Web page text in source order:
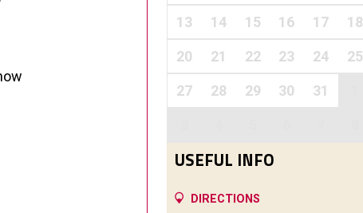
13 14 15 16 17 18
20 21 22 23 24 25
27 28 29 30 31
USEFUL INFO
DIRECTIONS